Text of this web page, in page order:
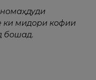
миқдори кофии
бошад.